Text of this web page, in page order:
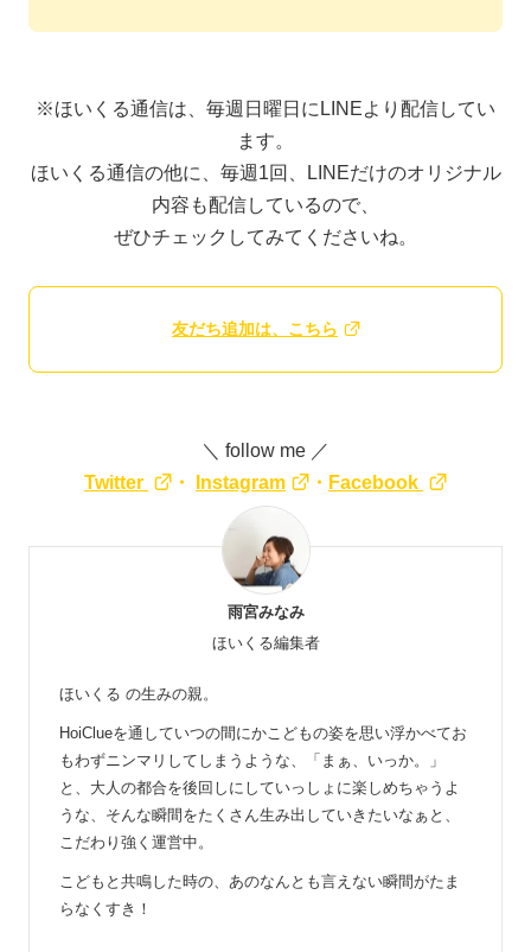
※ほいくる通信は、毎週日曜日にLINEより配信してい
ます。
ほいくる通信の他に、毎週1回、LINEだけのオリジナル
内容も配信しているので、
ぜひチェックしてみてくださいね。
友だち追加は、こちら
＼ follow me ／
Twitter
・ Instagram ・ Facebook
雨宮みなみ
ほいくる編集者
ほいくる の生みの親。
HoiClueを通していつの間にかこどもの姿を思い浮かべてお
もわずニンマリしてしまうような、「まぁ、いっか。」
と、大人の都合を後回しにしていっしょに楽しめちゃうよ
うな、そんな瞬間をたくさん生み出していきたいなぁと、
こだわり強く運営中。
こどもと共鳴した時の、あのなんとも言えない瞬間がたま
らなくすき！